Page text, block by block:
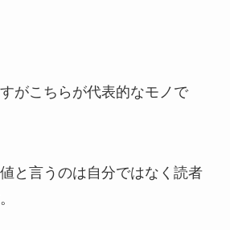
がこちらが代表的なモノで
と言うのは自分ではなく読者